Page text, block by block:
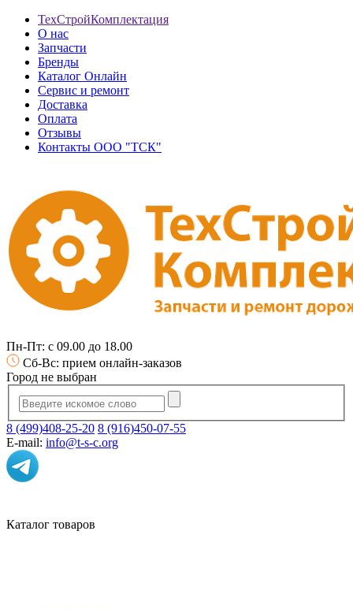
ТехСтройКомплектация
О нас
Запчасти
Бренды
Каталог Онлайн
Сервис и ремонт
Доставка
Оплата
Отзывы
Контакты ООО "ТСК"
Пн-Пт: с 09.00 до 18.00
Сб-Вс: прием онлайн-заказов
Город не выбран
8 (499)408-25-20 8 (916)450-07-55
E-mail: info@t-s-c.org
Каталог товаров